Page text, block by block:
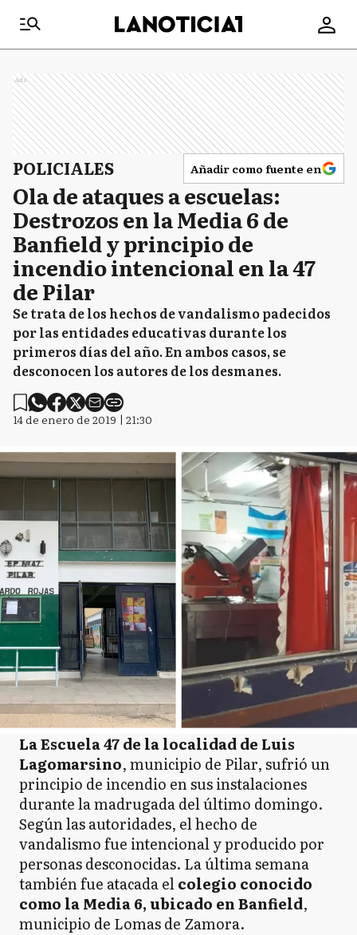
Ads
POLICIALES Añadir como fuente en
Ola de ataques a escuelas:
Destrozos en la Media 6 de
Banfield y principio de
incendio intencional en la 47
de Pilar
Se trata de los hechos de vandalismo padecidos
por las entidades educativas durante los
primeros días del año. En ambos casos, se
desconocen los autores de los desmanes.
14 de enero de 2019 | 21:30
La Escuela 47 de la localidad de Luis
Lagomarsino, municipio de Pilar, sufrió un
principio de incendio en sus instalaciones
durante la madrugada del último domingo.
Según las autoridades, el hecho de
vandalismo fue intencional y producido por
personas desconocidas. La última semana
también fue atacada elcolegio conocido
como la Media 6, ubicado en Banfield,
municipio de Lomas de Zamora.